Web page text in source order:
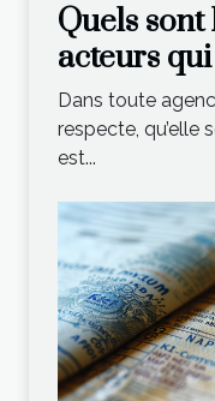
Quels
acteurs
sein d’une
Dans toute
respecte, qu’elle
est...